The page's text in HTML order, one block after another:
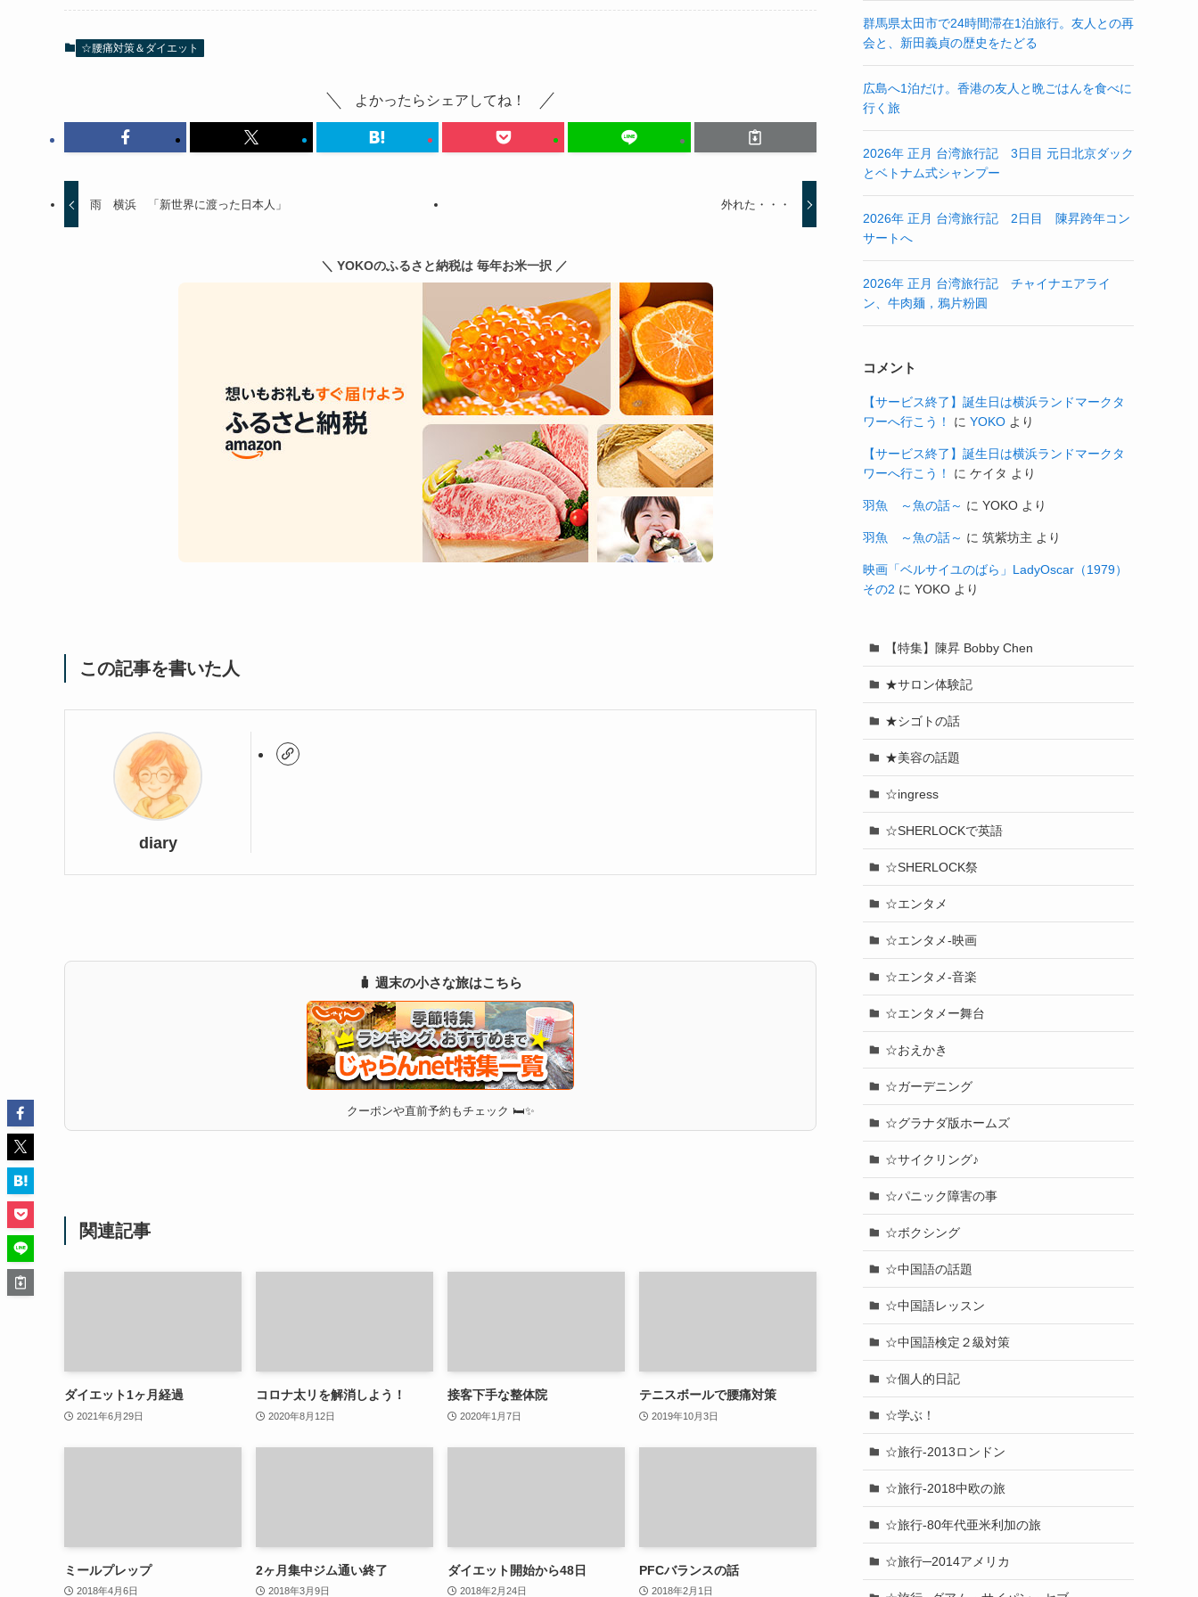
☆腰痛対策＆ダイエット
よかったらシェアしてね！
雨 横浜 「新世界に渡った日本人」 外れた・・・
＼ YOKOのふるさと納税は 毎年お米一択 ／
この記事を書いた人
diary
🧳 週末の小さな旅はこちら
クーポンや直前予約もチェック 🛏✨
関連記事
ダイエット1ヶ月経過
2021年6月29日
コロナ太リを解消しよう！
2020年8月12日
接客下手な整体院
2020年1月7日
テニスボールで腰痛対策
2019年10月3日
ミールプレップ
2018年4月6日
2ヶ月集中ジム通い終了
2018年3月9日
ダイエット開始から48日
2018年2月24日
PFCバランスの話
2018年2月1日
群馬県太田市で24時間滞在1泊旅行。友人との再
会と、新田義貞の歴史をたどる
広島へ1泊だけ。香港の友人と晩ごはんを食べに
行く旅
2026年 正月 台湾旅行記 3日目 元日北京ダック
とベトナム式シャンプー
2026年 正月 台湾旅行記 2日目 陳昇跨年コン
サートへ
2026年 正月 台湾旅行記 チャイナエアライ
ン、牛肉麺，鴉片粉圓
コメント
【サービス終了】誕生日は横浜ランドマークタ
ワーへ行こう！
に YOKO より
【サービス終了】誕生日は横浜ランドマークタ
ワーへ行こう！
に ケイタ より
羽魚 ～魚の話～ に YOKO より
羽魚 ～魚の話～ に 筑紫坊主 より
映画「ベルサイユのばら」LadyOscar（1979）
その2 に YOKO より
【特集】陳昇 Bobby Chen
★サロン体験記
★シゴトの話
★美容の話題
☆ingress
☆SHERLOCKで英語
☆SHERLOCK祭
☆エンタメ
☆エンタメ-映画
☆エンタメ-音楽
☆エンタメー舞台
☆おえかき
☆ガーデニング
☆グラナダ版ホームズ
☆サイクリング♪
☆パニック障害の事
☆ボクシング
☆中国語の話題
☆中国語レッスン
☆中国語検定２級対策
☆個人的日記
☆学ぶ！
☆旅行-2013ロンドン
☆旅行-2018中欧の旅
☆旅行-80年代亜米利加の旅
☆旅行─2014アメリカ